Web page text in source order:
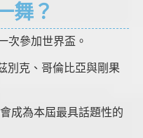
舞？
次參加世界盃。
別克、哥倫比亞與剛果
成為本屆最具話題性的